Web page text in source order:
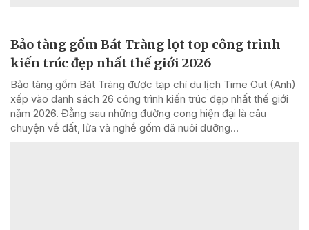
Bảo tàng gốm Bát Tràng lọt top công trình
kiến trúc đẹp nhất thế giới 2026
Bảo tàng gốm Bát Tràng được tạp chí du lịch Time Out (Anh)
xếp vào danh sách 26 công trình kiến trúc đẹp nhất thế giới
năm 2026. Đằng sau những đường cong hiện đại là câu
chuyện về đất, lửa và nghề gốm đã nuôi dưỡng...